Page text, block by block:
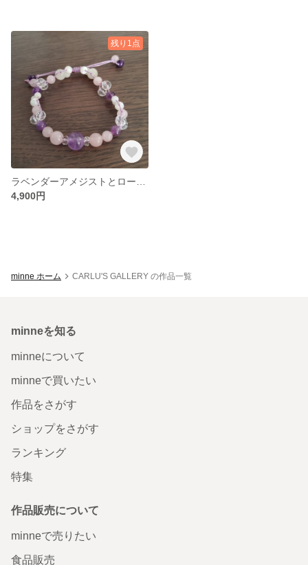
残り1点
4,900円
minne ホーム CARLU'S GALLERY の作品一覧
minneを知る
minneについて
minneで買いたい
作品をさがす
ショップをさがす
ランキング
特集
作品販売について
minneで売りたい
食品販売